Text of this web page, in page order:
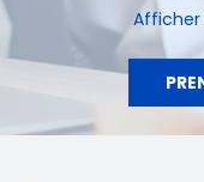
Afficher